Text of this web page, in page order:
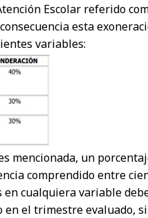
Escolar referido
esta
variables:
mencionada, un
comprendido entre
cualquiera variable
el trimestre evaluado,